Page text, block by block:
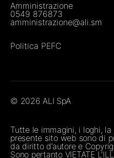
Amministrazione
0549 876873
amministrazione@ali.sm
Politica PEFC
© 2026ALI SpA
Tutte le immagini, i loghi,
presente sito web sono di
da diritto d’autore e
Sono pertanto VIETATE